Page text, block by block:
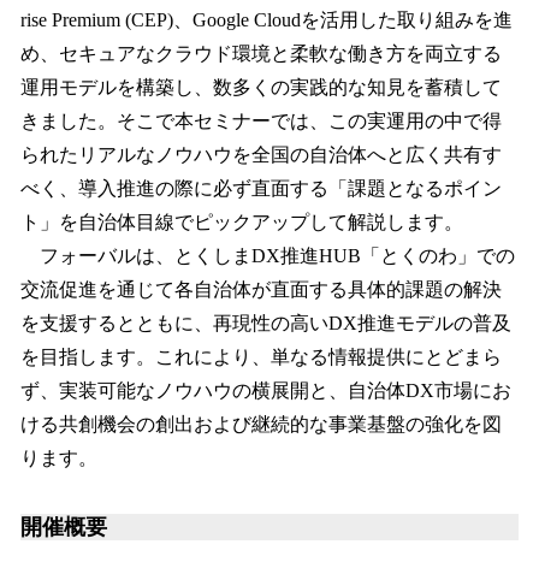
rise Premium (CEP)、Google Cloudを活用した取り組みを進
め、セキュアなクラウド環境と柔軟な働き方を両立する
運用モデルを構築し、数多くの実践的な知見を蓄積して
きました。そこで本セミナーでは、この実運用の中で得
られたリアルなノウハウを全国の自治体へと広く共有す
べく、導入推進の際に必ず直面する「課題となるポイン
ト」を自治体目線でピックアップして解説します。
フォーバルは、とくしまDX推進HUB「とくのわ」での
交流促進を通じて各自治体が直面する具体的課題の解決
を支援するとともに、再現性の高いDX推進モデルの普及
を目指します。これにより、単なる情報提供にとどまら
ず、実装可能なノウハウの横展開と、自治体DX市場にお
ける共創機会の創出および継続的な事業基盤の強化を図
ります。
開催概要